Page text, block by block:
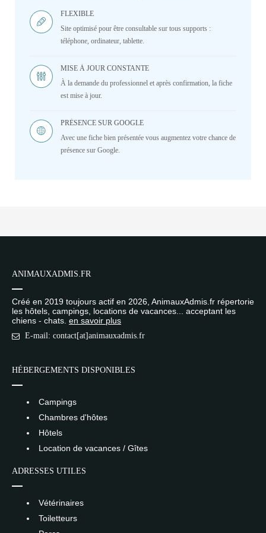
FLEXIBLE
Site optimisé pour être consultable sur tous supports :
téléphone, ordinateur, tablette.
MISE À JOUR CONSTANTE
À la demande du professionnel et après confirmation, la fiche
est mise à jour.
PRÉSENCE SUR GOOGLE
Avec une fiche bien présentée vous augmentez votre chance de
présence sur Google.
ANIMAUXADMIS.FR
Créé en 2019 toujours actif en 2026, AnimauxAdmis.fr répertorie
les hôtels, campings, locations de vacances... acceptant les
chiens - chats. en savoir plus
E-mail: contact[at]animauxadmis.fr
HÉBERGEMENTS DISPONIBLES
Campings
Chambres d'hôtes
Hôtels
Location de vacances / Gîtes
ADRESSES UTILES
Vétérinaires
Toiletteurs